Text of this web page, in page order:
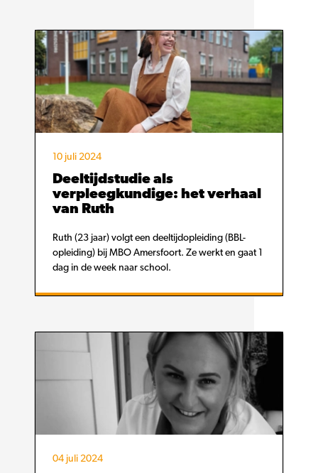
10 juli 2024
Deeltijdstudie als
verpleegkundige: het verhaal
van Ruth
Ruth (23 jaar) volgt een deeltijdopleiding (BBL-
opleiding) bij MBO Amersfoort. Ze werkt en gaat 1
dag in de week naar school.
04 juli 2024